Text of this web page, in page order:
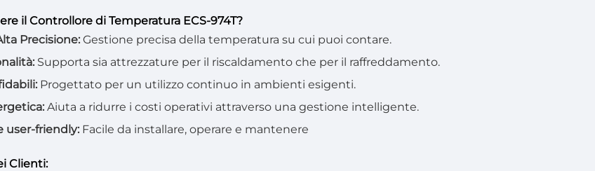
il Controllore di Temperatura ECS-974T?
Precisione: Gestione precisa della temperatura su cui puoi contare.
Supporta sia attrezzature per il riscaldamento che per il raffreddamento.
Progettato per un utilizzo continuo in ambienti esigenti.
Aiuta a ridurre i costi operativi attraverso una gestione intelligente.
user-friendly: Facile da installare, operare e mantenere
Clienti: